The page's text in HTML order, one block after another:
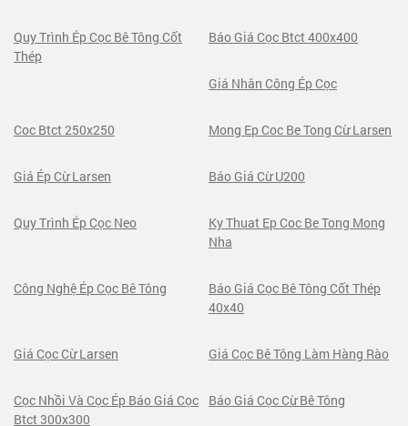
Quy Trình Ép Cọc Bê Tông Cốt
Thép
Báo Giá Cọc Btct 400x400
Giá Nhân Công Ép Cọc
Coc Btct 250x250 Mong Ep Coc Be Tong Cừ Larsen
Giá Ép Cừ Larsen Báo Giá Cừ U200
Quy Trình Ép Cọc Neo
Ky Thuat Ep Coc Be Tong Mong
Nha
Công Nghệ Ép Cọc Bê Tông
Báo Giá Cọc Bê Tông Cốt Thép
40x40
Giá Cọc Cừ Larsen Giá Cọc Bê Tông Làm Hàng Rào
Cọc Nhồi Và Cọc Ép Báo Giá Cọc
Btct 300x300
Báo Giá Cọc Cừ Bê Tông